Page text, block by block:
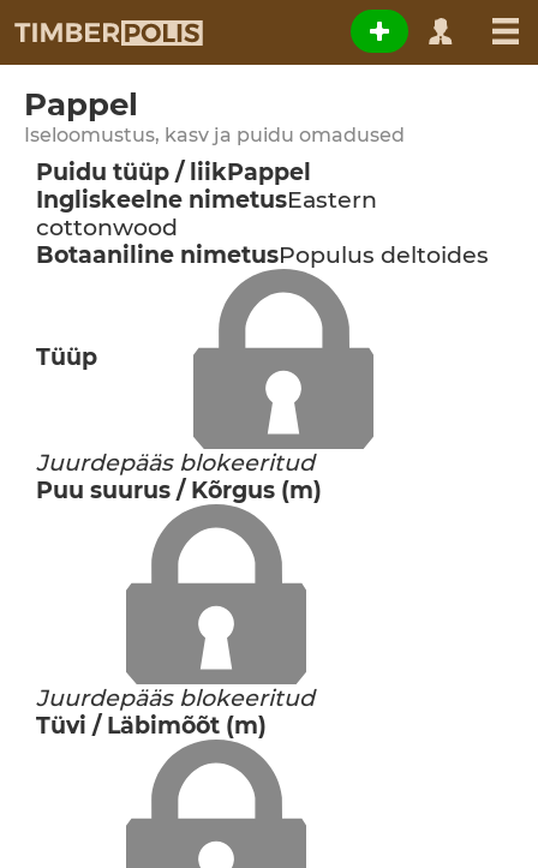
Pappel
Iseloomustus, kasv ja puidu omadused
Puidu tüüp / liikPappel
Ingliskeelne nimetusEastern
cottonwood
Botaaniline nimetusPopulus deltoides
Tüüp
Juurdepääs blokeeritud
Puu suurus / Kõrgus (m)
Juurdepääs blokeeritud
Tüvi / Läbimõõt (m)